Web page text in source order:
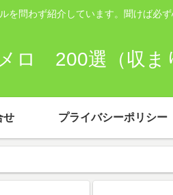
問わず紹介しています。聞けば必ず
200選（収ま
せ プライバシーポリシー